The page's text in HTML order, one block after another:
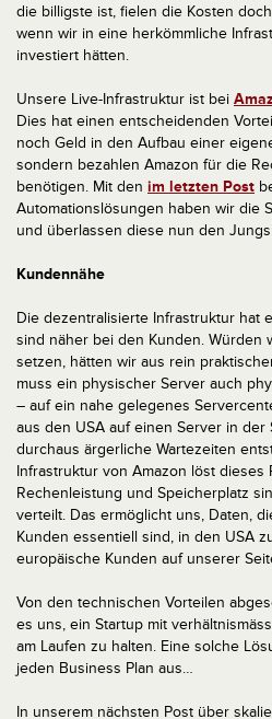
die billigste ist, fielen die Kosten
wenn wir in eine herkömmliche
investiert hätten.
Unsere Live-Infrastruktur ist bei
Dies hat einen entscheidenden
noch Geld in den Aufbau einer
sondern bezahlen Amazon für die
benötigen. Mit den im letzten Post
Automationslösungen haben wir die
und überlassen diese nun den
Kundennähe
Die dezentralisierte Infrastruktur hat
sind näher bei den Kunden. Würden
setzen, hätten wir aus rein
muss ein physischer Server auch
– auf ein nahe gelegenes
aus den USA auf einen Server in
durchaus ärgerliche Wartezeiten
Infrastruktur von Amazon löst dieses
Rechenleistung und Speicherplatz
verteilt. Das ermöglicht uns, Daten,
Kunden essentiell sind, in den USA
europäische Kunden auf unserer
Von den technischen Vorteilen
es uns, ein Startup mit
am Laufen zu halten. Eine solche
jeden Business Plan aus…
In unserem nächsten Post über